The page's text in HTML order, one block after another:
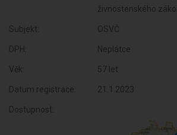
živnostenského
Subjekt: OSVČ
DPH: Neplátce
Věk: 57 let
Datum registrace: 21.1.2023
Dostupnost: